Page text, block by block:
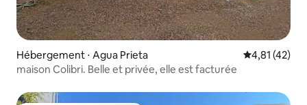
Hébergement ⋅ Agua Prieta Évaluation
4,81 (42)
maison Colibri. Belle et privée, elle est facturée